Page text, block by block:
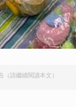
（請繼續閱讀本文）